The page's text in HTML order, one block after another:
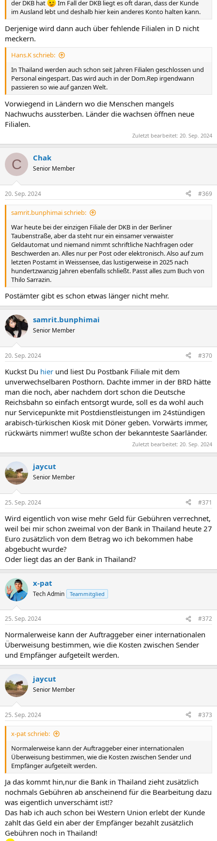
der DKB hat
Im Fall der DKB liegt es oft daran, dass der Kunde
im Ausland lebt und deshalb hier kein anderes Konto halten kann.
Derjenige wird dann auch über fehlende Filialen in D nicht
meckern.
Hans.K schrieb:
In Thailand werden auch schon seit Jahren Filialen geschlossen und
Personal eingespart. Das wird auch in der Dom.Rep irgendwann
passieren so wie auf ganzen Welt.
Vorwiegend in Ländern wo die Menschen mangels
Nachwuchs aussterben. Länder die wachsen öffnen neue
Filialen.
Zuletzt bearbeitet: 20. Sep. 2024
C Chak
Senior Member
20. Sep. 2024 #369
samrit.bunphimai schrieb:
War heute bei der einzigen Filiale der DKB in der Berliner
Taubenstraße, aber da steht nur ein einsamer verwaister
Geldautomat und niemand nimmt schriftliche Nachfragen oder
Beschwerden an. Alles nur per Post oder elektronisch. Also auf zum
letzten Postamt in Weissensee, das lustigerweise in 2025 nach
hundertzwanzig Jahren ebenfalls schließt. Passt alles zum Buch von
Thilo Sarrazin.
Postämter gibt es schon etwas länger nicht mehr.
samrit.bunphimai
Senior Member
20. Sep. 2024 #370
Kuckst Du hier und liest Du Postbank Filiale mit dem
unverwechselbaren Posthorn. Dachte immer in der BRD hätte
man die noch, aber nachdem dort schon die Deutsche
Reichsbahn so einfach entsorgt wurde, soll es da wohl auch
nur Servicepunkte mit Postdienstleistungen im 24stündigen
arabisch-türkischen Kiosk mit Döner geben. Vorwärts immer,
rückwärts nimmer! wußte schon der bekannteste Saarländer.
Zuletzt bearbeitet: 20. Sep. 2024
jaycut
Senior Member
25. Sep. 2024 #371
Wird eigentlich von wise mehr Geld für Gebühren verrechnet,
weil bei mir schon zweimal von der Bank in Thailand heute 27
Euro zusätzlich von dem Betrag wo ich bekommen habe
abgebucht wurde?
Oder liegt das an der Bank in Thailand?
x-pat
Tech Admin Teammitglied
25. Sep. 2024 #372
Normalerweise kann der Auftraggeber einer internationalen
Überweisung bestimmen, wie die Kosten zwischen Sender
und Empfänger aufgeteilt werden.
jaycut
Senior Member
25. Sep. 2024 #373
x-pat schrieb:
Normalerweise kann der Auftraggeber einer internationalen
Überweisung bestimmen, wie die Kosten zwischen Sender und
Empfänger aufgeteilt werden.
Ja das kommt hin,nur die Bank in Thailand zieht zusätzlich
nochmals Gebühren ab anscheinend für die Bearbeitung dazu
was eigentlich unverschämt ist!?
Das hab ich auch schon bei Western Union erlebt der Kunde
zahlt das Geld ein aber der Empfänger bezahlt zusätzlich
Gebühren noch in Thailand!